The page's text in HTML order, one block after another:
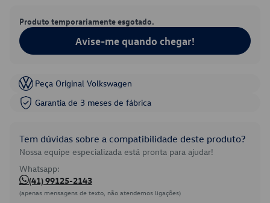
Produto temporariamente esgotado.
Avise-me quando chegar!
Peça Original Volkswagen
Garantia de 3 meses de fábrica
Tem dúvidas sobre a compatibilidade deste produto?
Nossa equipe especializada está pronta para ajudar!
Whatsapp:
(41) 99125-2143
(apenas mensagens de texto, não atendemos ligações)